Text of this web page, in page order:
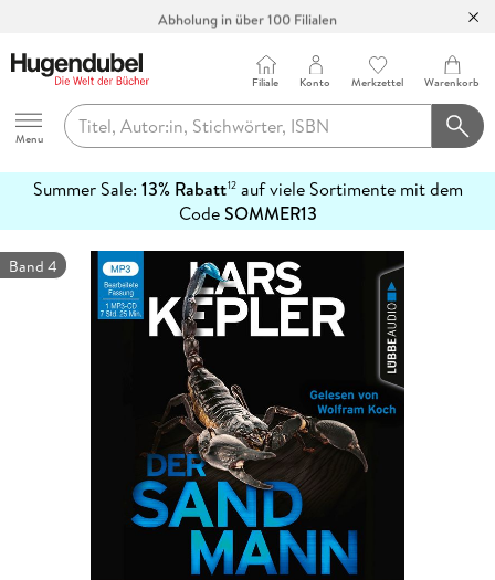
Abholung in über 100 Filialen
Hugendubel
Menu
Filiale Konto Merkzettel Warenkorb
Summer Sale: 13% Rabatt12auf viele Sortimente mit dem
CodeSOMMER13
erfahren
Band 4